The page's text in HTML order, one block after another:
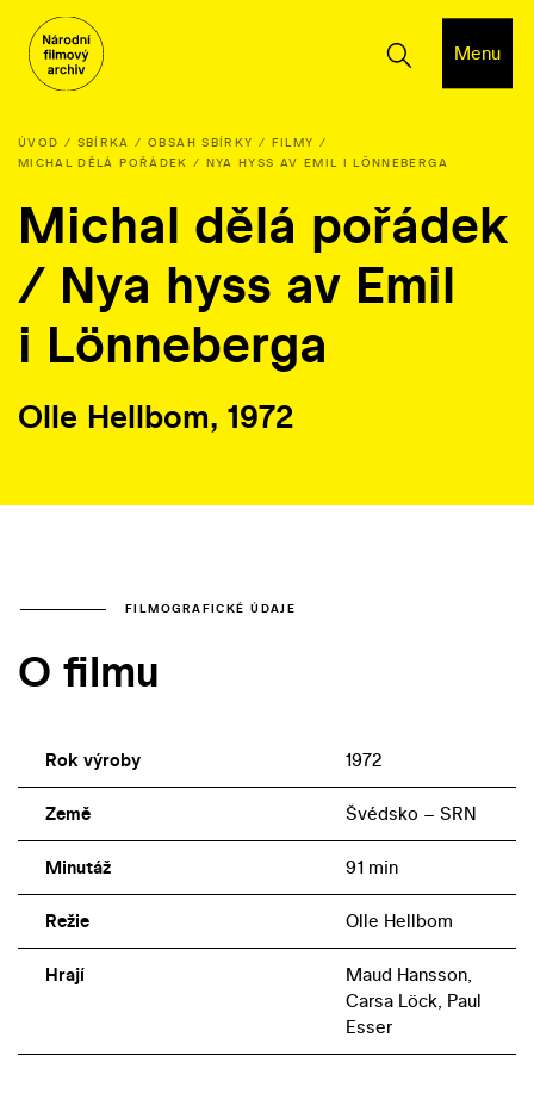
Menu
ÚVOD SBÍRKA OBSAH SBÍRKY
FILMY
MICHAL DĚLÁ POŘÁDEK / NYA HYSS AV EMIL I LÖNNEBERGA
Michal dělá pořádek
/ Nya hyss av Emil
i Lönneberga
Olle Hellbom, 1972
FILMOGRAFICKÉ ÚDAJE
O filmu
Rok výroby 1972
Země Švédsko – SRN
Minutáž 91 min
Režie Olle Hellbom
Hrají
Maud Hansson,
Carsa Löck, Paul
Esser